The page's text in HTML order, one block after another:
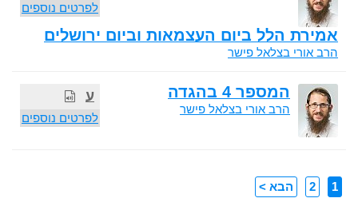
לפרטים נוספים
אמירת הלל ביום העצמאות וביום ירושלים
הרב אורי בצלאל פישר
ע
לפרטים נוספים
המספר 4 בהגדה
הרב אורי בצלאל פישר
1
2 הבא >